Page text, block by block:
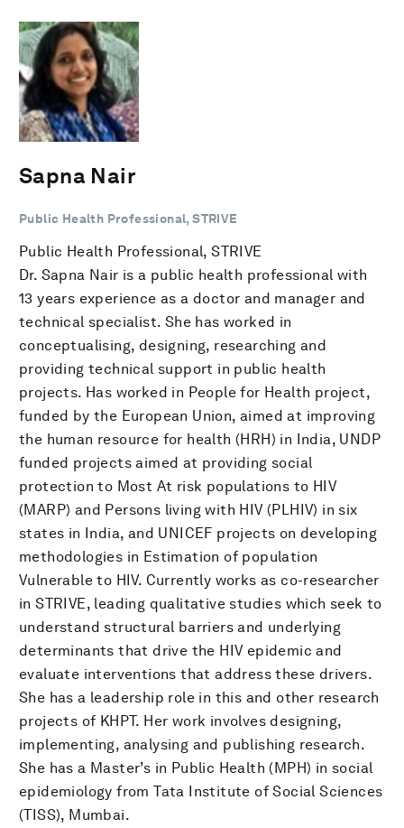
Sapna Nair
Public Health Professional, STRIVE
Public Health Professional, STRIVE
Dr. Sapna Nair is a public health professional with
13 years experience as a doctor and manager and
technical specialist. She has worked in
conceptualising, designing, researching and
providing technical support in public health
projects. Has worked in People for Health project,
funded by the European Union, aimed at improving
the human resource for health (HRH) in India, UNDP
funded projects aimed at providing social
protection to Most At risk populations to HIV
(MARP) and Persons living with HIV (PLHIV) in six
states in India, and UNICEF projects on developing
methodologies in Estimation of population
Vulnerable to HIV. Currently works as co-researcher
in STRIVE, leading qualitative studies which seek to
understand structural barriers and underlying
determinants that drive the HIV epidemic and
evaluate interventions that address these drivers.
She has a leadership role in this and other research
projects of KHPT. Her work involves designing,
implementing, analysing and publishing research.
She has a Master’s in Public Health (MPH) in social
epidemiology from Tata Institute of Social Sciences
(TISS), Mumbai.